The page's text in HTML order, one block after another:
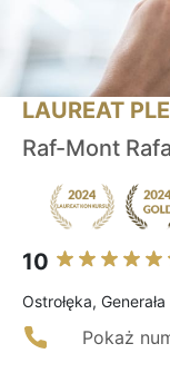
LAUREAT
Raf-Mont
10
Ostrołęka,
Pokaż